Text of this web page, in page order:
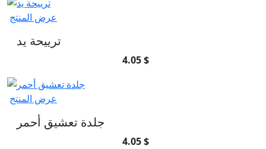
عرض المنتج
ترييحة يد
4.05 $
عرض المنتج
جلدة تعشيق أحمر
4.05 $